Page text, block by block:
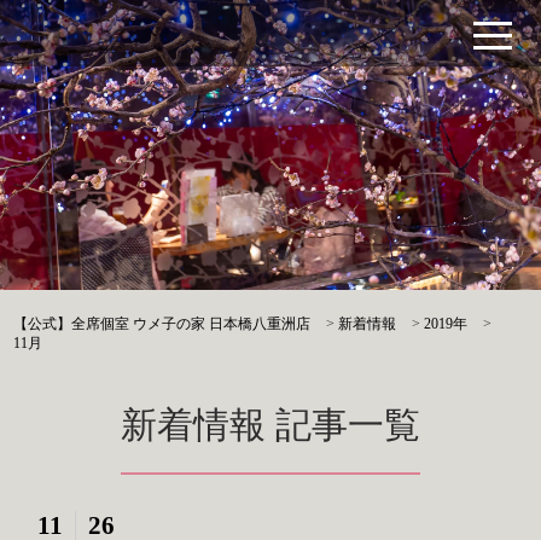
【公式】全席個室 ウメ子の家 日本橋八重洲店 >新着情報 >2019年
>
11月
新着情報 記事一覧
11 26